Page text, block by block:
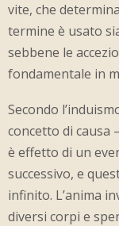
vite, che
termine è usato
sebbene le
fondamentale in
Secondo
concetto di causa
è effetto di un
successivo, e
infinito. L’anima
diversi corpi e